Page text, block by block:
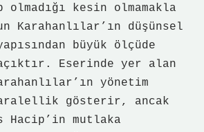
kesin olmamakla
Karahanlılar’ın düşünsel
büyük ölçüde
Eserinde yer alan
yönetim
gösterir, ancak
Hacip’in mutlaka